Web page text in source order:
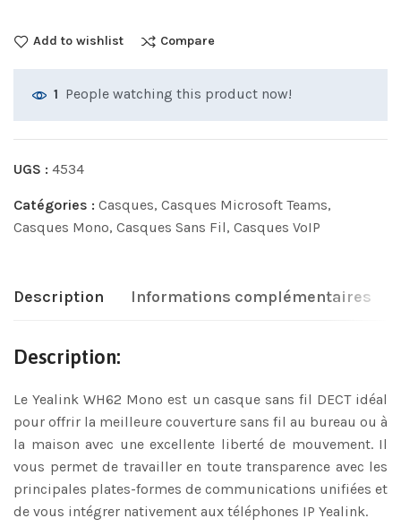
Add to wishlist Compare
1 People watching this product now!
UGS : 4534
Catégories : Casques, Casques Microsoft Teams,
Casques Mono, Casques Sans Fil, Casques VoIP
Description Informations complémentaires
Description:
Le Yealink WH62 Mono est un casque sans fil DECT idéal
pour offrir la meilleure couverture sans fil au bureau ou à
la maison avec une excellente liberté de mouvement. Il
vous permet de travailler en toute transparence avec les
principales plates-formes de communications unifiées et
de vous intégrer nativement aux téléphones IP Yealink.